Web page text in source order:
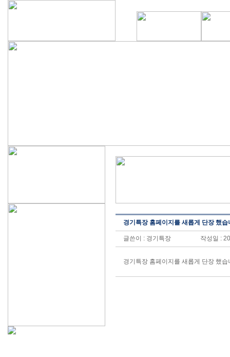
경기특장 홈페이지를 새롭게 단장 했습
글쓴이 : 경기특장 작성일 :
경기특장 홈페이지를 새롭게 단장 했습